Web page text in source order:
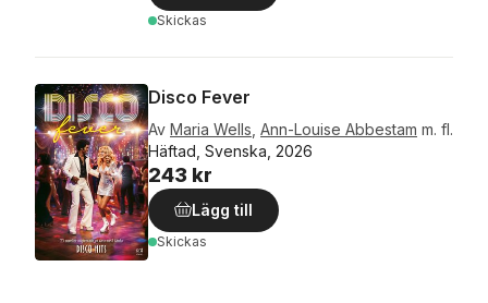
Skickas
Disco Fever
Av Maria Wells, Ann-Louise Abbestam m. fl.
Häftad, Svenska, 2026
243 kr
Lägg till
Skickas